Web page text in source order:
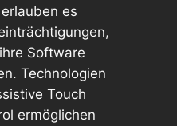
es
Software
Technologien
Touch
ermöglichen